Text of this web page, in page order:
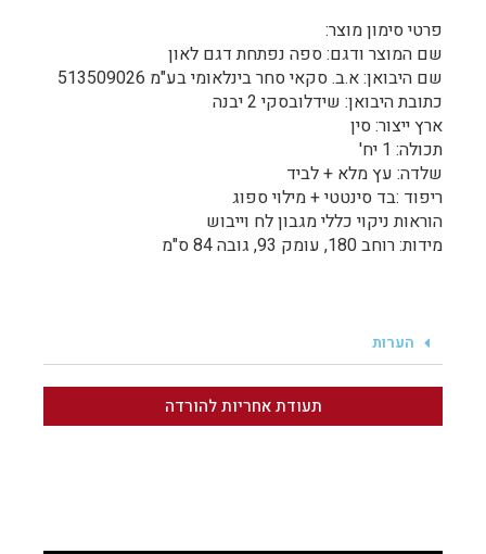
פרטי סימון מוצר:
שם המוצר ודגם: ספה נפתחת דגם לאון
שם היבואן: א.ב. סקאי סחר בינלאומי בע"מ 513509026
כתובת היבואן: שידלובסקי 2 יבנה
ארץ ייצור: סין
תכולה: 1 יח'
שלדה: עץ מלא + לביד
ריפוד :בד סינטטי + מילוי ספוג
הוראות ניקוי כללי מגבון לח וייבוש
מידות: רוחב 180, עומק 93, גובה 84 ס"מ
הערות
תעודת אחריות להורדה